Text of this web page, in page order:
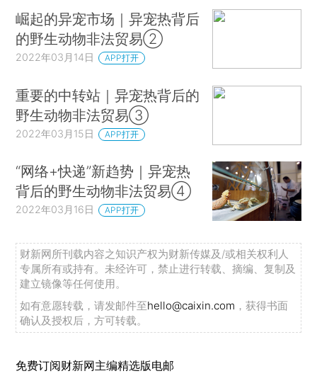
崛起的异宠市场｜异宠热背后
的野生动物非法贸易②
2022年03月14日 APP打开
重要的中转站｜异宠热背后的
野生动物非法贸易③
2022年03月15日 APP打开
“网络+快递”新趋势｜异宠热
背后的野生动物非法贸易④
2022年03月16日 APP打开
财新网所刊载内容之知识产权为财新传媒及/或相关权利人
专属所有或持有。未经许可，禁止进行转载、摘编、复制及
建立镜像等任何使用。
如有意愿转载，请发邮件至hello@caixin.com ，获得书面
确认及授权后，方可转载。
免费订阅财新网主编精选版电邮